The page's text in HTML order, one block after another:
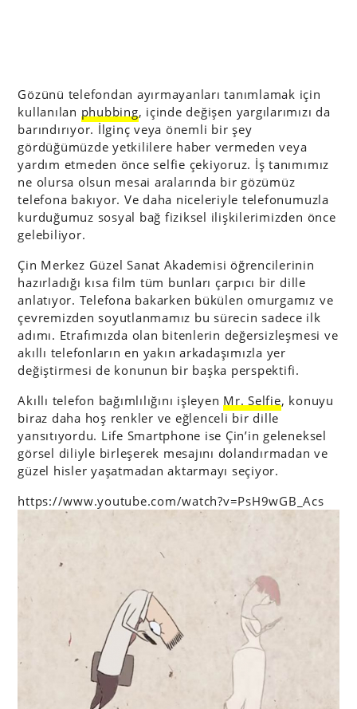
Gözünü telefondan ayırmayanları tanımlamak için
kullanılan phubbing, içinde değişen yargılarımızı da
barındırıyor. İlginç veya önemli bir şey
gördüğümüzde yetkililere haber vermeden veya
yardım etmeden önce selfie çekiyoruz. İş tanımımız
ne olursa olsun mesai aralarında bir gözümüz
telefona bakıyor. Ve daha niceleriyle telefonumuzla
kurduğumuz sosyal bağ fiziksel ilişkilerimizden önce
gelebiliyor.
Çin Merkez Güzel Sanat Akademisi öğrencilerinin
hazırladığı kısa film tüm bunları çarpıcı bir dille
anlatıyor. Telefona bakarken bükülen omurgamız ve
çevremizden soyutlanmamız bu sürecin sadece ilk
adımı. Etrafımızda olan bitenlerin değersizleşmesi ve
akıllı telefonların en yakın arkadaşımızla yer
değiştirmesi de konunun bir başka perspektifi.
Akıllı telefon bağımlılığını işleyen Mr. Selfie, konuyu
biraz daha hoş renkler ve eğlenceli bir dille
yansıtıyordu. Life Smartphone ise Çin’in geleneksel
görsel diliyle birleşerek mesajını dolandırmadan ve
güzel hisler yaşatmadan aktarmayı seçiyor.
https://www.youtube.com/watch?v=PsH9wGB_Acs